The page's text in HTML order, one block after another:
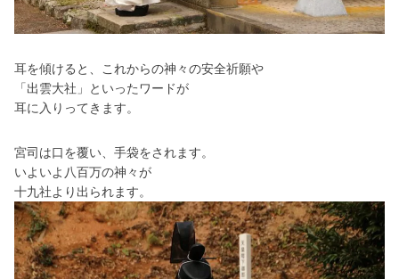
耳を傾けると、これからの神々の安全祈願や
「出雲大社」といったワードが
耳に入りってきます。
宮司は口を覆い、手袋をされます。
いよいよ八百万の神々が
十九社より出られます。